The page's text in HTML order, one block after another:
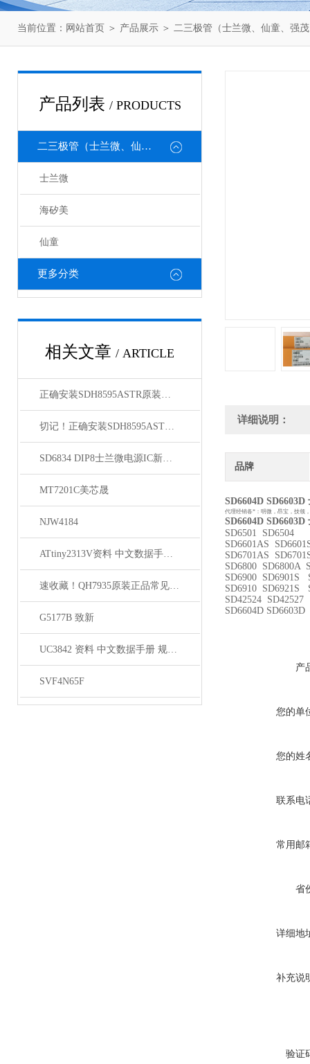
当前位置： 网站首页 ＞ 产品展示 ＞ 二三极管（士兰微、仙童、强
产品列表 / PRODUCTS
二三极管（士兰微、仙童、强茂、海矽美、光宝等）
士兰微
海矽美
仙童
更多分类
相关文章 / ARTICLE
正确安装SDH8595ASTR原装正品为负载提供可靠电力
切记！正确安装SDH8595ASTR原装正品才能够确保稳定性和安全性
SD6834 DIP8士兰微电源IC新到货源
MT7201C美芯晟
NJW4184
ATtiny2313V资料 中文数据手册 规格书 PDF
速收藏！QH7935原装正品常见故障的解决方法分享
G5177B 致新
UC3842 资料 中文数据手册 规格书 PDF
SVF4N65F
详细说明：
品牌
SD6604D
代理经销各*：明微，昂宝，技领
SD6604D
SD6501 SD6504
SD6601AS
SD6701AS
SD6800 SD6800A
SD6900 SD6901S
SD6910 SD6921S
SD42524
SD6604D SD6603D
产
您的单
您的姓
联系电
常用邮
省
详细地
补充说
验证